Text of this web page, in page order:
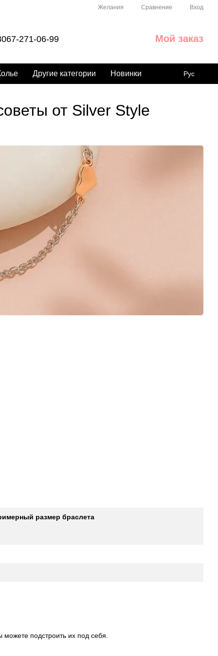
Желания Сравнение Вход
271-06-99 Мой заказ
Другие категории Новинки Рус
от Silver Style
размер браслета
можете подстроить их под себя.